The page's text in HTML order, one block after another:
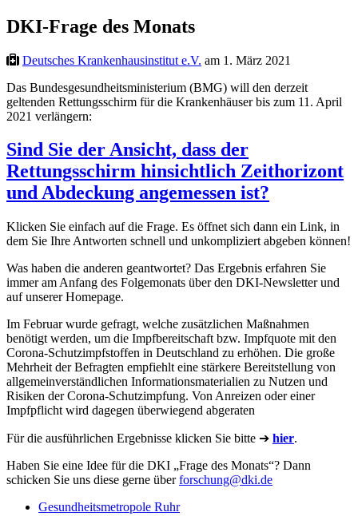
DKI-Frage des Monats
Deutsches Krankenhausinstitut e.V. am 1. März 2021
Das Bundesgesundheitsministerium (BMG) will den derzeit
geltenden Rettungsschirm für die Krankenhäuser bis zum 11. April
2021 verlängern:
Sind Sie der Ansicht, dass der
Rettungsschirm hinsichtlich Zeithorizont
und Abdeckung angemessen ist?
Klicken Sie einfach auf die Frage. Es öffnet sich dann ein Link, in
dem Sie Ihre Antworten schnell und unkompliziert abgeben können!
Was haben die anderen geantwortet? Das Ergebnis erfahren Sie
immer am Anfang des Folgemonats über den DKI-Newsletter und
auf unserer Homepage.
Im Februar wurde gefragt, welche zusätzlichen Maßnahmen
benötigt werden, um die Impfbereitschaft bzw. Impfquote mit den
Corona-Schutzimpfstoffen in Deutschland zu erhöhen. Die große
Mehrheit der Befragten empfiehlt eine stärkere Bereitstellung von
allgemeinverständlichen Informationsmaterialien zu Nutzen und
Risiken der Corona-Schutzimpfung. Von Anreizen oder einer
Impfpflicht wird dagegen überwiegend abgeraten
Für die ausführlichen Ergebnisse klicken Sie bitte ➔ hier.
Haben Sie eine Idee für die DKI „Frage des Monats“? Dann
schicken Sie uns diese gerne überforschung@dki.de
Gesundheitsmetropole Ruhr